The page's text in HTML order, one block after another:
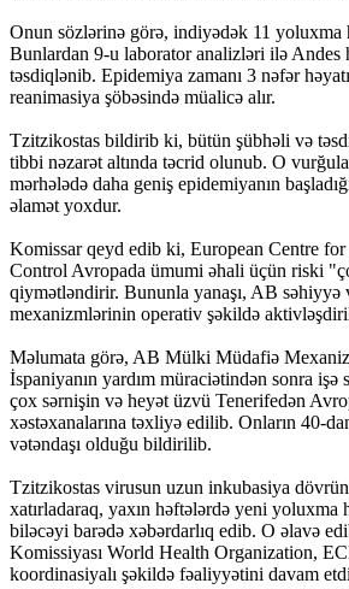
Onun sözlərinə görə, indiyədək 11 yoluxma
Bunlardan 9-u laborator analizləri ilə Andes
təsdiqlənib. Epidemiya zamanı 3 nəfər
reanimasiya şöbəsində müalicə alır.
Tzitzikostas bildirib ki, bütün şübhəli və
tibbi nəzarət altında təcrid olunub. O
mərhələdə daha geniş epidemiyanın
əlamət yoxdur.
Komissar qeyd edib ki, European Centre for
Control Avropada ümumi əhali üçün riski
qiymətləndirir. Bununla yanaşı, AB
mexanizmlərinin operativ şəkildə
Məlumata görə, AB Mülki Müdafiə
İspaniyanın yardım müraciətindən sonra işə
çox sərnişin və heyət üzvü Tenerifedən
xəstəxanalarına təxliyə edilib. Onların 40-
vətəndaşı olduğu bildirilib.
Tzitzikostas virusun uzun inkubasiya
xatırladaraq, yaxın həftələrdə yeni yoluxma
biləcəyi barədə xəbərdarlıq edib. O əlavə
Komissiyası World Health Organization,
koordinasiyalı şəkildə fəaliyyətini davam